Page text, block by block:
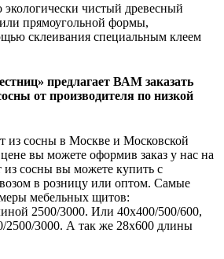
экологически чистый древесный
прямоугольной формы,
склеивания специальным клеем
предлагает ВАМ заказать
от производителя по низкой
из сосны в Москве и Московской
вы можете оформив заказ у нас на
сосны вы можете купить с
в розницу или оптом. Самые
мебельных щитов:
2500/3000. Или 40х400/500/600,
2500/3000. А так же 28х600 длины